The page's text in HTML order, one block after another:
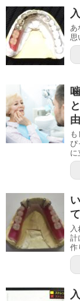
あ
思
も
ぴ
に
計
作